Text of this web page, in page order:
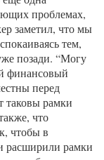
проблемах,
заметил, что мы
тем,
позади. “Могу
финансовый
перед
таковы рамки
что
чтобы в
расширили рамки